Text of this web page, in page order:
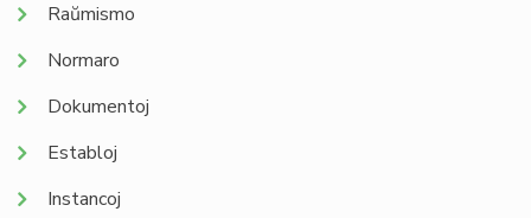
Raŭmismo
Normaro
Dokumentoj
Establoj
Instancoj